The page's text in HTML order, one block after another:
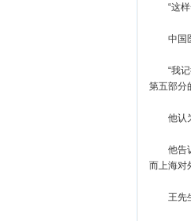
“这样一
中国医
“我记
第五部分
他认为
他告诉
而上海对
王先生